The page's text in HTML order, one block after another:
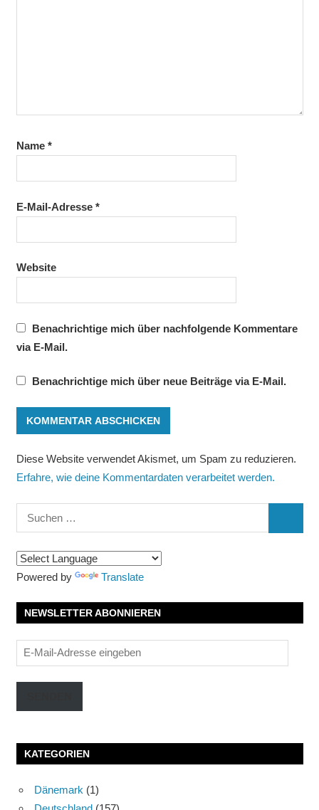
Name *
E-Mail-Adresse *
Website
Benachrichtige mich über nachfolgende Kommentare
via E-Mail.
Benachrichtige mich über neue Beiträge via E-Mail.
Diese Website verwendet Akismet, um Spam zu reduzieren.
Erfahre, wie deine Kommentardaten verarbeitet werden.
Suchen
nach:
Powered by Translate
NEWSLETTER ABONNIEREN
E-
Mail-
Adresse
KATEGORIEN
Dänemark (1)